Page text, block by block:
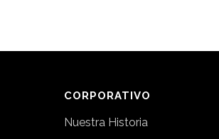
CORPORATIVO
Nuestra Historia